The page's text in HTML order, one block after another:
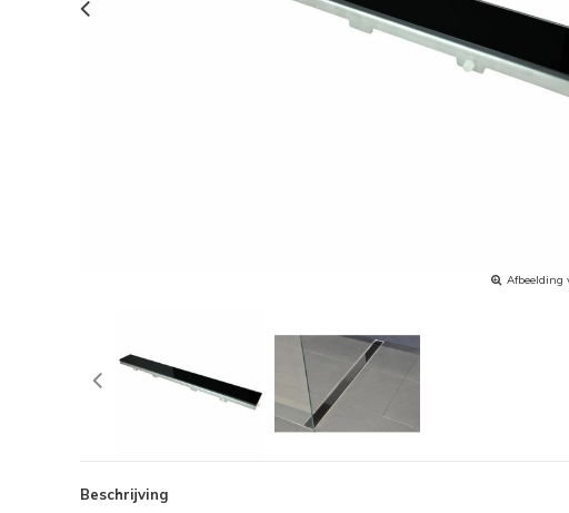
Afbeelding
Beschrijving